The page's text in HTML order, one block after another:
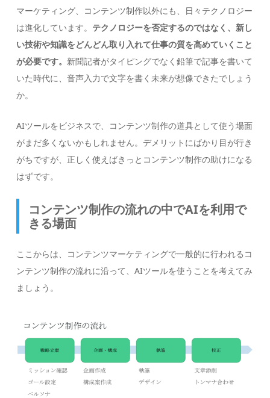
マーケティング、コンテンツ制作以外にも、日々テクノロジー
は進化しています。 テクノロジーを否定するのではなく、新し
い技術や知識をどんどん取り入れて仕事の質を高めていくこと
が必要です。 新聞記者がタイピングでなく鉛筆で記事を書いて
いた時代に、音声入力で文字を書く未来が想像できたでしょう
か。
AIツールをビジネスで、コンテンツ制作の道具として使う場面
がまだ多くないかもしれません。デメリットにばかり目が行き
がちですが、正しく使えばきっとコンテンツ制作の助けになる
はずです。
コンテンツ制作の流れの中でAIを利用で
きる場面
ここからは、コンテンツマーケティングで一般的に行われるコ
ンテンツ制作の流れに沿って、AIツールを使うことを考えてみ
ましょう。